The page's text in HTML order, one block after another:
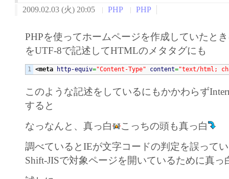
2009.02.03 (火) 20:05 PHP PHP
PHPを使ってホームページを作成していたと
をUTF-8で記述してHTMLのメタタグにも
<meta http-equiv="Content-Type" content="text/html;
このような記述をしているにもかかわらず
すると
なっなんと、真っ白
こっちの頭も真っ白
調べているとIEが文字コードの判定を誤って
Shift-JISで対象ページを開いているために真っ